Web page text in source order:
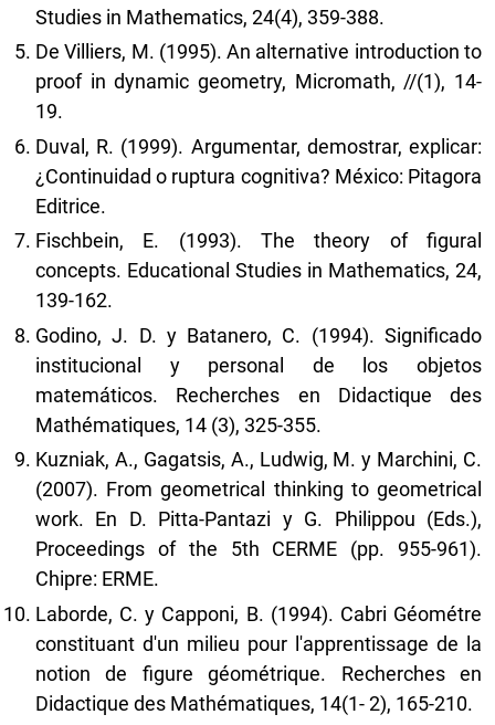
Studies in Mathematics, 24(4), 359-388.
De Villiers, M. (1995). An alternative introduction to
proof in dynamic geometry, Micromath, //(1), 14-
19.
Duval, R. (1999). Argumentar, demostrar, explicar:
¿Continuidad o ruptura cognitiva? México: Pitagora
Editrice.
Fischbein, E. (1993). The theory of figural
concepts. Educational Studies in Mathematics, 24,
139-162.
Godino, J. D. y Batanero, C. (1994). Significado
institucional y personal de los objetos
matemáticos. Recherches en Didactique des
Mathématiques, 14 (3), 325-355.
Kuzniak, A., Gagatsis, A., Ludwig, M. y Marchini, C.
(2007). From geometrical thinking to geometrical
work. En D. Pitta-Pantazi y G. Philippou (Eds.),
Proceedings of the 5th CERME (pp. 955-961).
Chipre: ERME.
Laborde, C. y Capponi, B. (1994). Cabri Géométre
constituant d'un milieu pour l'apprentissage de la
notion de figure géométrique. Recherches en
Didactique des Mathématiques, 14(1- 2), 165-210.